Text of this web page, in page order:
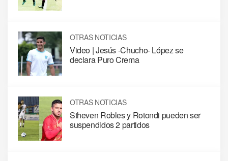
OTRAS NOTICIAS
Video | Jesús -Chucho- López se
declara Puro Crema
OTRAS NOTICIAS
Stheven Robles y Rotondi pueden ser
suspendidos 2 partidos